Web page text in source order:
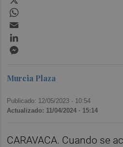
Murcia Plaza
Publicado: 12/05/2023 · 10:54
Actualizado: 11/04/2024 · 15:14
CARAVACA. Cuando se